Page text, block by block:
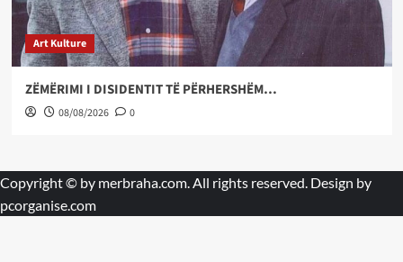
Art Kulture
ZËMËRIMI I DISIDENTIT TË PËRHERSHËM…
08/08/2026 0
Copyright © by merbraha.com. All rights reserved. Design by
pcorganise.com